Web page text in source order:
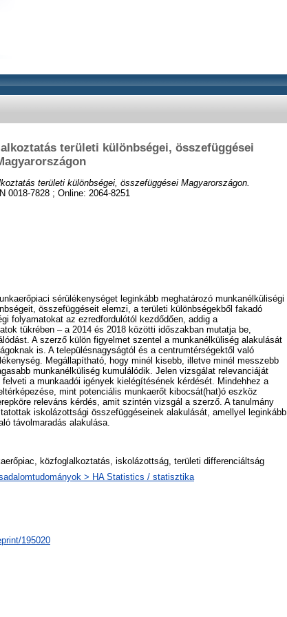
területi különbségei, összefüggései
területi különbségei, összefüggései Magyarországon.
0018-7828 ; Online: 2064-8251
sérülékenységet leginkább meghatározó munkanélküliségi
összefüggéseit elemzi, a területi különbségekből fakadó
folyamatokat az ezredfordulótól kezdődően, addig a
tükrében – a 2014 és 2018 közötti időszakban mutatja be,
A szerző külön figyelmet szentel a munkanélküliség alakulását
is. A településnagyságtól és a centrumtérségektől való
Megállapítható, hogy minél kisebb, illetve minél messzebb
munkanélküliség kumulálódik. Jelen vizsgálat relevanciáját
a munkaadói igények kielégítésének kérdését. Mindehhez a
mint potenciális munkaerőt kibocsát(hat)ó eszköz
releváns kérdés, amit szintén vizsgál a szerző. A tanulmány
iskolázottsági összefüggéseinek alakulását, amellyel leginkább
távolmaradás alakulása.
közfoglalkoztatás, iskolázottság, területi differenciáltság
> HA Statistics / statisztika
195020